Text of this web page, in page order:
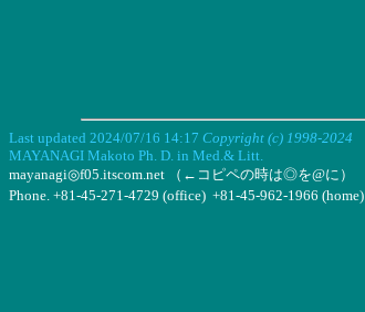
Last updated 2024/07/16 14:17 Copyright (c) 1998-2024
MAYANAGI Makoto Ph. D. in Med.& Litt.
mayanagi◎f05.itscom.net （←コピペの時は◎を@に）
Phone. +81-45-271-4729 (office) +81-45-962-1966 (home)